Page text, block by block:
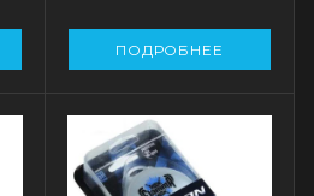
ПОДРОБНЕЕ